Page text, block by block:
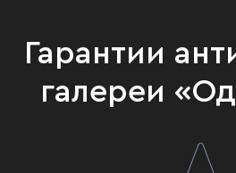
Гарантии
галереи